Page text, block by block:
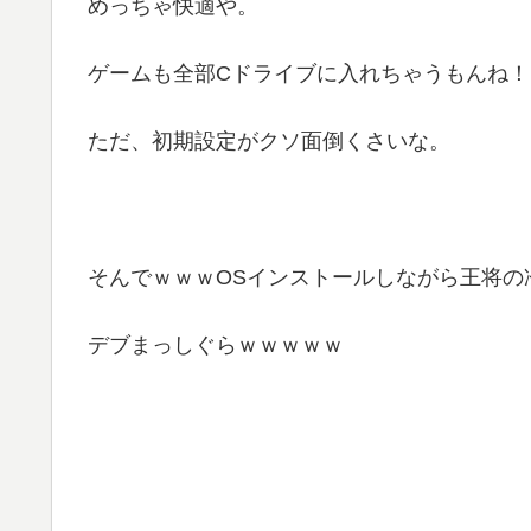
めっちゃ快適や。
ゲームも全部Cドライブに入れちゃうもんね！
ただ、初期設定がクソ面倒くさいな。
そんでｗｗｗOSインストールしながら王将
デブまっしぐらｗｗｗｗｗ